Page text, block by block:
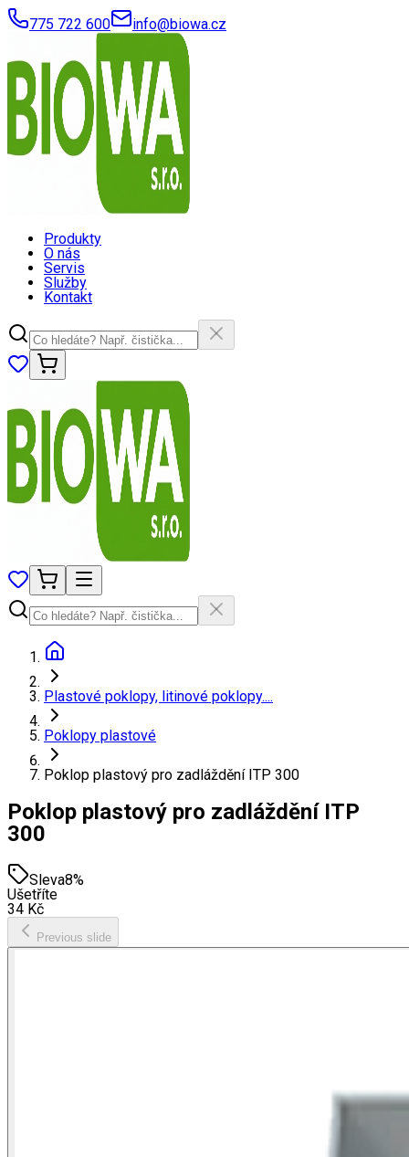
775 722 600 info@biowa.cz
Produkty
O nás
Servis
Služby
Kontakt
Plastové poklopy, litinové poklopy....
Poklopy plastové
Poklop plastový pro zadláždění ITP 300
Poklop plastový pro zadláždění ITP
300
Sleva8%
Ušetříte
34 Kč
Previous slide